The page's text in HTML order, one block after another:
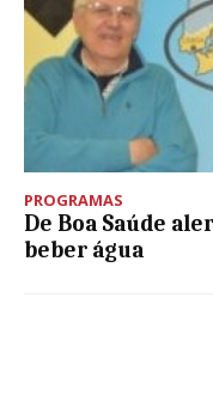
PROGRAMAS
De Boa Saúde
beber água